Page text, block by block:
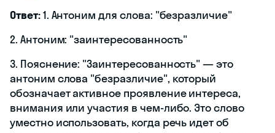
Ответ:1. Антоним для слова: "безразличие"
2. Антоним: "заинтересованность"
3. Пояснение: "Заинтересованность" — это
антоним слова "безразличие", который
обозначает активное проявление интереса,
внимания или участия в чем-либо. Это слово
уместно использовать, когда речь идет об